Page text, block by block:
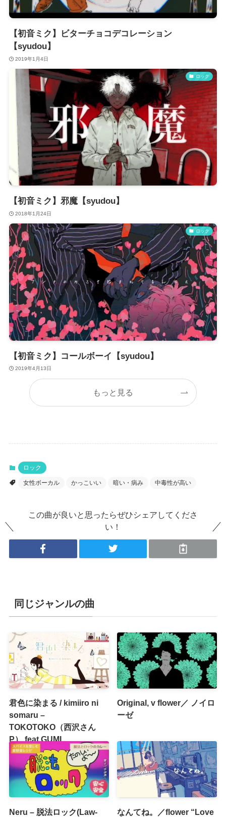
【初音ミク】ビターチョコデコレーション
【syudou】
2019年1月4日
ロック
【初音ミク】邪魔【syudou】
2018年1月24日
ロック
【初音ミク】コールボーイ【syudou】
2019年4月13日
もっと見る
ロック
女性ボーカル かっこいい 暗い・病み 中毒性が高い
この曲が良いと思ったらぜひシェアしてくださ
い！
同じジャンルの曲
君色に染まる / kimiiro ni
somaru –
TOKOTOKO（西沢さん
P） feat.GUMI
Original, v flower／ ノイロ
ーゼ
Neru – 脱法ロック(Law-
なんてね。／flower “Love